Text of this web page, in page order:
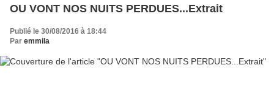
OU VONT NOS NUITS PERDUES...Extrait
Publié le 30/08/2016 à 18:44
Par emmila